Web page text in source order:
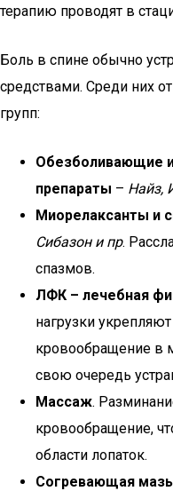
терапию проводят в
Боль в спине обычно
средствами. Среди них
групп:
Обезболивающие
препараты – Найз,
Миорелаксанты и
Сибазон и пр.
спазмов.
ЛФК – лечебная
нагрузки
кровообращение в
свою очередь
Массаж.
кровообращение,
области лопаток.
Согревающая мазь